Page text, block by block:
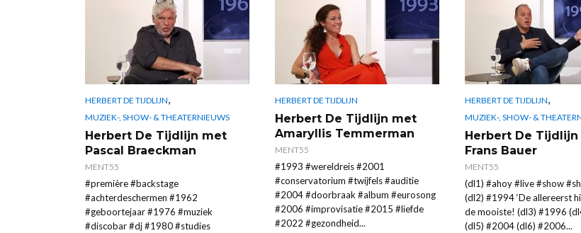
HERBERT DE TIJDLIJN,
MUZIEK-, SHOW- & THEATERNIEUWS
Herbert De Tijdlijn met
Pascal Braeckman
MENT55
#première #backstage
#achterdeschermen #1962
#geboortejaar #1976 #muziek
#discobar #dj #1980 #studies
HERBERT DE TIJDLIJN
Herbert De Tijdlijn met
Amaryllis Temmerman
MENT55
#1993 #wereldreis #2001
#conservatorium #twijfels #auditie
#2004 #doorbraak #album #eurosong
#2006 #improvisatie #2015 #liefde
#2022 #gezondheid...
HERBERT DE TIJDLIJN,
MUZIEK-, SHOW- &
Herbert De
Frans Bauer
MENT55
(dl1) #ahoy #live #show
(dl2) #1994 ‘De allereerst
de mooiste! (dl3) #1996
(dl5) #2004 (dl6) #2006...